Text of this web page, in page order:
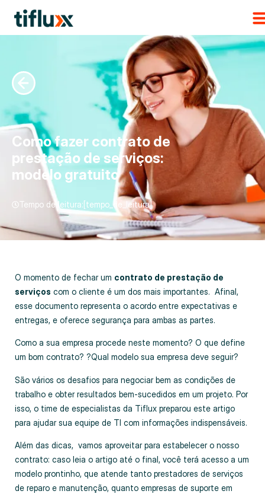
Como fazer contrato de
prestação de serviços:
modelo gratuito
Tempo de leitura:[tempo_de_leitura]
O momento de fechar um contrato de prestação de
serviços com o cliente é um dos mais importantes. Afinal,
esse documento representa o acordo entre expectativas e
entregas, e oferece segurança para ambas as partes.
Como a sua empresa procede neste momento? O que define
um bom contrato? ?Qual modelo sua empresa deve seguir?
São vários os desafios para negociar bem as condições de
trabalho e obter resultados bem-sucedidos em um projeto. Por
isso, o time de especialistas da Tiflux preparou este artigo
para ajudar sua equipe de TI com informações indispensáveis.
Além das dicas, vamos aproveitar para estabelecer o nosso
contrato: caso leia o artigo até o final, você terá acesso a um
modelo prontinho, que atende tanto prestadores de serviços
de reparo e manutenção, quanto empresas de suporte em